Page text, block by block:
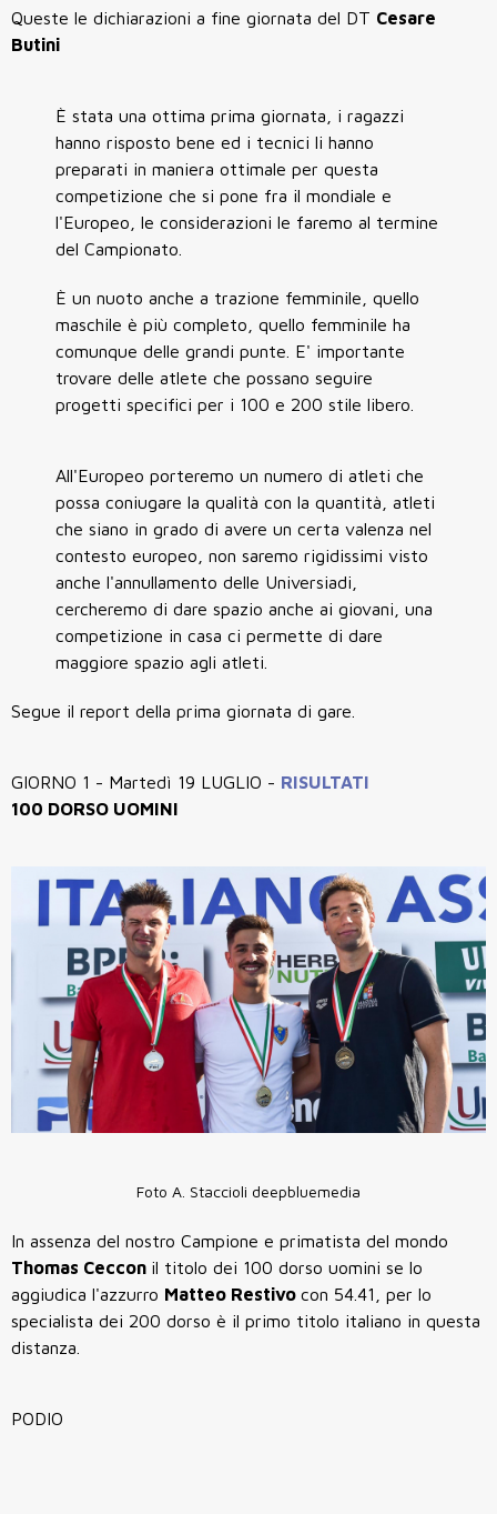
Queste le dichiarazioni a fine giornata del DT Cesare
Butini
È stata una ottima prima giornata, i ragazzi
hanno risposto bene ed i tecnici li hanno
preparati in maniera ottimale per questa
competizione che si pone fra il mondiale e
l'Europeo, le considerazioni le faremo al termine
del Campionato.
È un nuoto anche a trazione femminile, quello
maschile è più completo, quello femminile ha
comunque delle grandi punte. E' importante
trovare delle atlete che possano seguire
progetti specifici per i 100 e 200 stile libero.
All'Europeo porteremo un numero di atleti che
possa coniugare la qualità con la quantità, atleti
che siano in grado di avere un certa valenza nel
contesto europeo, non saremo rigidissimi visto
anche l'annullamento delle Universiadi,
cercheremo di dare spazio anche ai giovani, una
competizione in casa ci permette di dare
maggiore spazio agli atleti.
Segue il report della prima giornata di gare.
GIORNO 1 - Martedì 19 LUGLIO - RISULTATI
100 DORSO UOMINI
Foto A. Staccioli deepbluemedia
In assenza del nostro Campione e primatista del mondo
Thomas Ceccon il titolo dei 100 dorso uomini se lo
aggiudica l'azzurro Matteo Restivo con 54.41, per lo
specialista dei 200 dorso è il primo titolo italiano in questa
distanza.
PODIO